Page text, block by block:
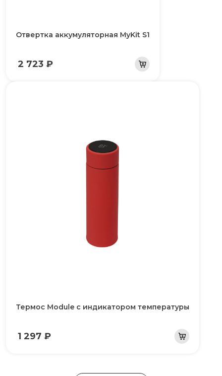
Отвертка аккумуляторная MyKit S1
2 723 ₽
Термос Module с индикатором температуры
1 297 ₽